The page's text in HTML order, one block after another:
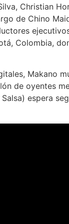
Christian
de Chino
Colombia,
Makano
de oyentes
espera